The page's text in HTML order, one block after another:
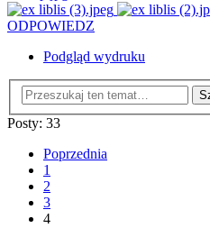
ODPOWIEDZ
Podgląd wydruku
Posty: 33
Poprzednia
1
2
3
4